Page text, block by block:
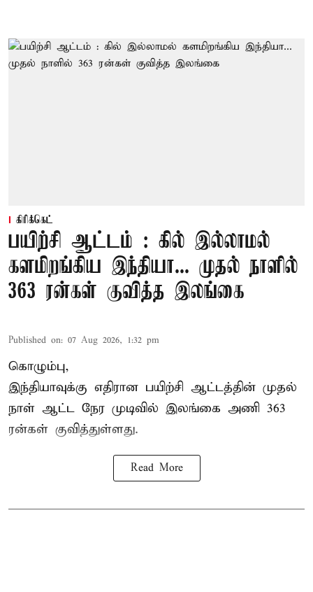
கிரிக்கெட்
பயிற்சி ஆட்டம் : கில் இல்லாமல்
களமிறங்கிய இந்தியா... முதல் நாளில்
363 ரன்கள் குவித்த இலங்கை
Published on: 07 Aug 2026, 1:32 pm
கொழும்பு,
இந்தியாவுக்கு எதிரான பயிற்சி ஆட்டத்தின் முதல்
நாள் ஆட்ட நேர முடிவில் இலங்கை அணி 363
ரன்கள் குவித்துள்ளது.
Read More